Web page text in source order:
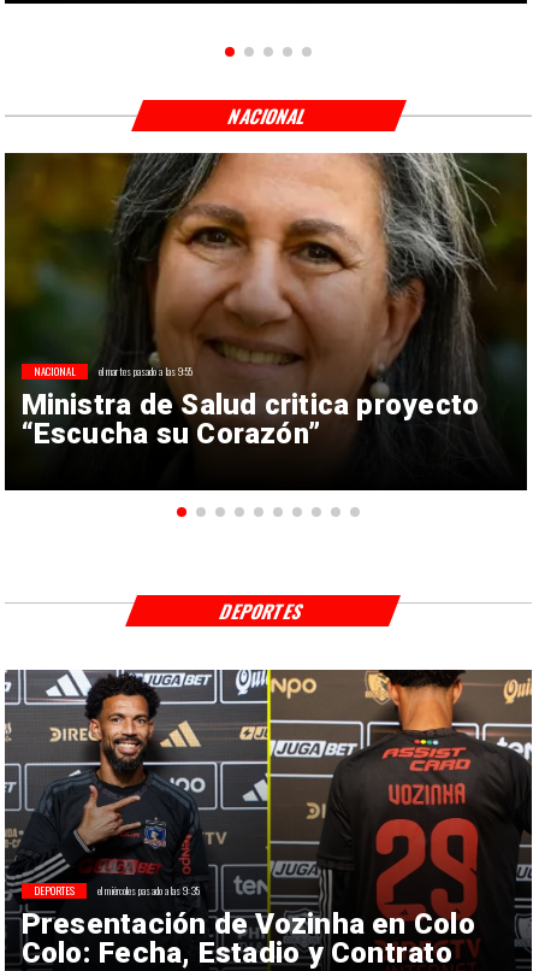
Ministra de Salud critica proyecto
“Escucha su Corazón”
NACIONAL el martes pasado a las 9:55
NACIONAL
Presentación de Vozinha en Colo
Colo: Fecha, Estadio y Contrato
DEPORTES el miércoles pasado a las 9:35
DEPORTES